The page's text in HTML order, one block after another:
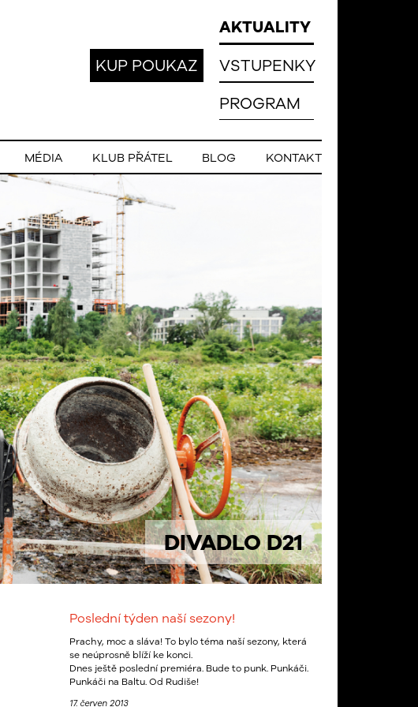
AKTUALITY
VSTUPENKY
PROGRAM
KUP POUKAZ
MÉDIA KLUB PŘÁTEL BLOG KONTAKT
DIVADLO D21
Poslední týden naší sezony!
Prachy, moc a sláva! To bylo téma naší sezony, která
se neúprosně blíží ke konci.
Dnes ještě poslední premiéra. Bude to punk. Punkáči.
Punkáči na Baltu. Od Rudiše!
17. červen 2013